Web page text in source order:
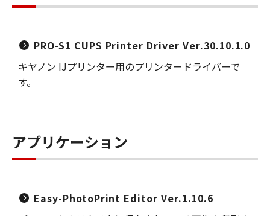
PRO-S1 CUPS Printer Driver Ver.30.10.1.0
キヤノン IJプリンター用のプリンタードライバーで
す。
アプリケーション
Easy-PhotoPrint Editor Ver.1.10.6